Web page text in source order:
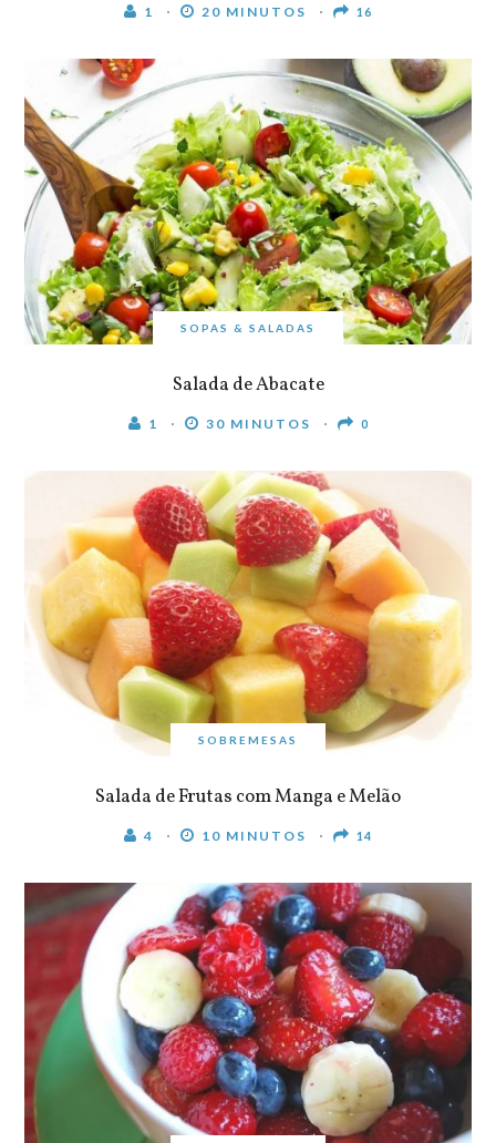
1 20 MINUTOS 16
SOPAS & SALADAS
Salada de Abacate
1 30 MINUTOS 0
SOBREMESAS
Salada de Frutas com Manga e Melão
4 10 MINUTOS 14